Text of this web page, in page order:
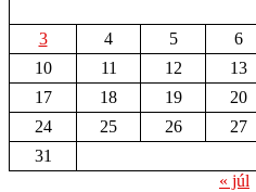
3
4 5 6
10
11 12 13
17
18 19 20
24
25 26 27
31
« júl